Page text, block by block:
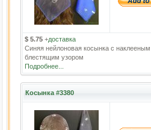
$ 5.75 +доставка
Синяя нейлоновая косынка с наклееным
блестящим узором
Подробнее...
Косынка #3380